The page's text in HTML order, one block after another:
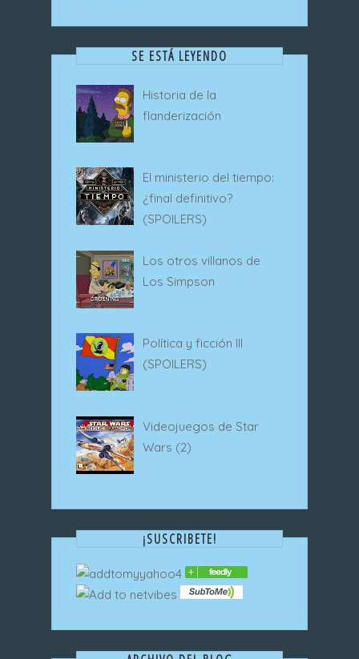
SE ESTÁ LEYENDO
Historia de la
flanderización
El ministerio del tiempo:
¿final definitivo?
(SPOILERS)
Los otros villanos de
Los Simpson
Política y ficción III
(SPOILERS)
Videojuegos de Star
Wars (2)
¡SUSCRIBETE!